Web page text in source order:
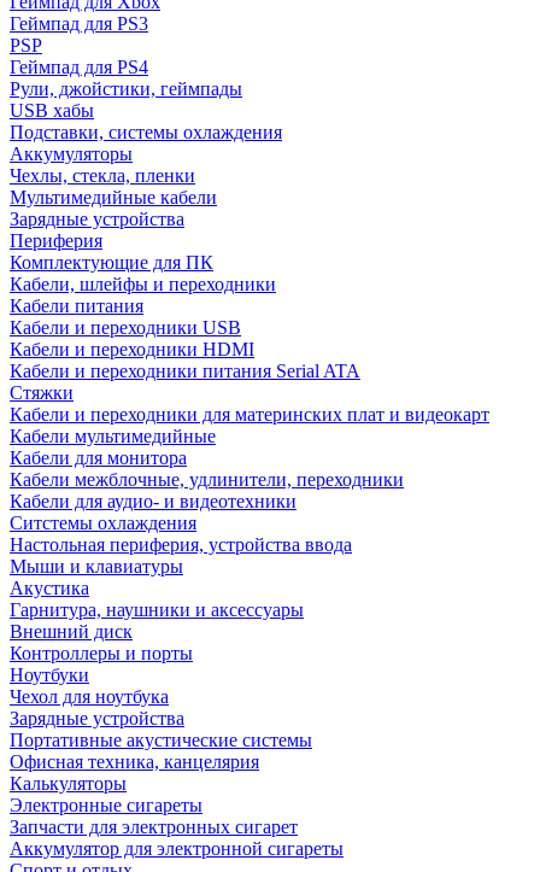
Геймпад для PS3
PSP
Геймпад для PS4
Рули, джойстики, геймпады
USB хабы
Подставки, системы охлаждения
Аккумуляторы
Чехлы, стекла, пленки
Мультимедийные кабели
Зарядные устройства
Периферия
Комплектующие для ПК
Кабели, шлейфы и переходники
Кабели питания
Кабели и переходники USB
Кабели и переходники HDMI
Кабели и переходники питания Serial ATA
Стяжки
Кабели и переходники для материнских плат и видеокарт
Кабели мультимедийные
Кабели для монитора
Кабели межблочные, удлинители, переходники
Кабели для аудио- и видеотехники
Ситстемы охлаждения
Настольная периферия, устройства ввода
Мыши и клавиатуры
Акустика
Гарнитура, наушники и аксессуары
Внешний диск
Контроллеры и порты
Ноутбуки
Чехол для ноутбука
Зарядные устройства
Портативные акустические системы
Офисная техника, канцелярия
Калькуляторы
Электронные сигареты
Запчасти для электронных сигарет
Аккумулятор для электронной сигареты